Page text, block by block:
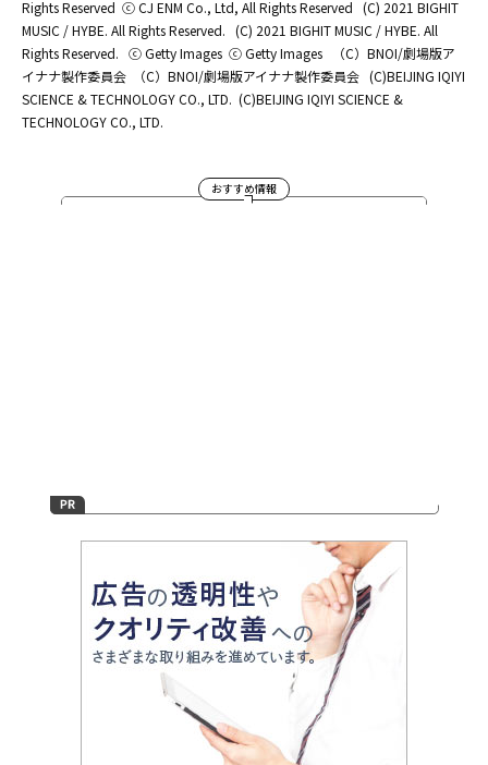
Rights Reserved ⓒ CJ ENM Co., Ltd, All Rights Reserved (C) 2021 BIGHIT
MUSIC / HYBE. All Rights Reserved. (C) 2021 BIGHIT MUSIC / HYBE. All
Rights Reserved. ⓒ Getty Images ⓒ Getty Images
（C）BNOI/劇場版ア
イナナ製作委員会
（C）BNOI/劇場版アイナナ製作委員会 (C)BEIJING IQIYI
SCIENCE & TECHNOLOGY CO., LTD. (C)BEIJING IQIYI SCIENCE &
TECHNOLOGY CO., LTD.
おすすめ情報